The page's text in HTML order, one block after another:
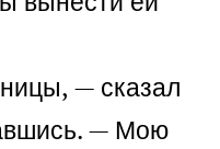
— сказал
— Мою